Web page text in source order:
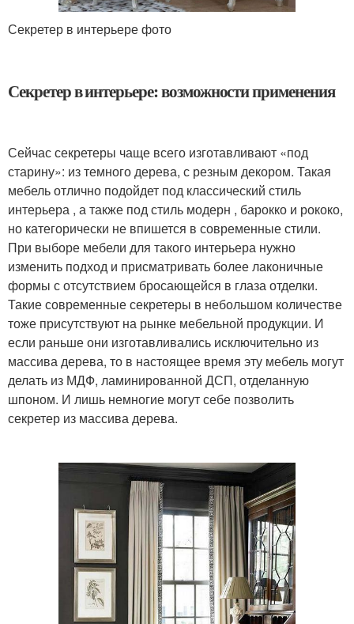
Секретер в интерьере фото
Секретер в интерьере: возможности применения
Сейчас секретеры чаще всего изготавливают «под
старину»: из темного дерева, с резным декором. Такая
мебель отлично подойдет под классический стиль
интерьера , а также под стиль модерн , барокко и рококо,
но категорически не впишется в современные стили.
При выборе мебели для такого интерьера нужно
изменить подход и присматривать более лаконичные
формы с отсутствием бросающейся в глаза отделки.
Такие современные секретеры в небольшом количестве
тоже присутствуют на рынке мебельной продукции. И
если раньше они изготавливались исключительно из
массива дерева, то в настоящее время эту мебель могут
делать из МДФ, ламинированной ДСП, отделанную
шпоном. И лишь немногие могут себе позволить
секретер из массива дерева.